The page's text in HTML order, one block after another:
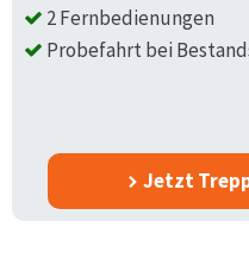
2 Fernbedienungen
Probefahrt bei
Jetzt